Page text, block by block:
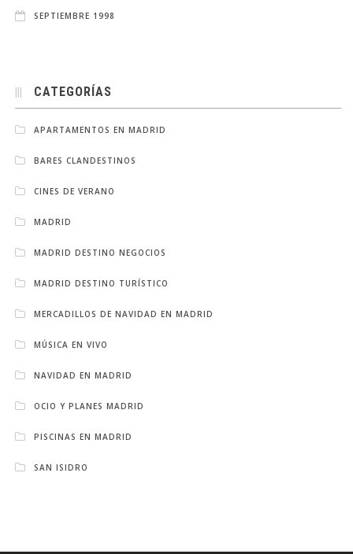
SEPTIEMBRE 1998
CATEGORÍAS
APARTAMENTOS EN MADRID
BARES CLANDESTINOS
CINES DE VERANO
MADRID
MADRID DESTINO NEGOCIOS
MADRID DESTINO TURÍSTICO
MERCADILLOS DE NAVIDAD EN MADRID
MÚSICA EN VIVO
NAVIDAD EN MADRID
OCIO Y PLANES MADRID
PISCINAS EN MADRID
SAN ISIDRO